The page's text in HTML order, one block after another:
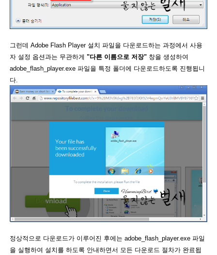
그런데 Adobe Flash Player 설치 파일을 다운로드하는 과정에서 사용
자 설정 옵션과는 무관하게 "다른 이름으로 저장" 창을 생성하여
adobe_flash_player.exe 파일을 특정 폴더에 다운로드하도록 진행됩니
다.
정상적으로 다운로드가 이루어진 후에는 adobe_flash_player.exe 파일
을 실행하여 설치를 하도록 안내하면서 모든 다운로드 절차가 완료됩